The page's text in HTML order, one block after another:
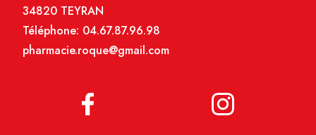
34820 TEYRAN
Téléphone: 04.67.87.96.98
pharmacie.roque@gmail.com